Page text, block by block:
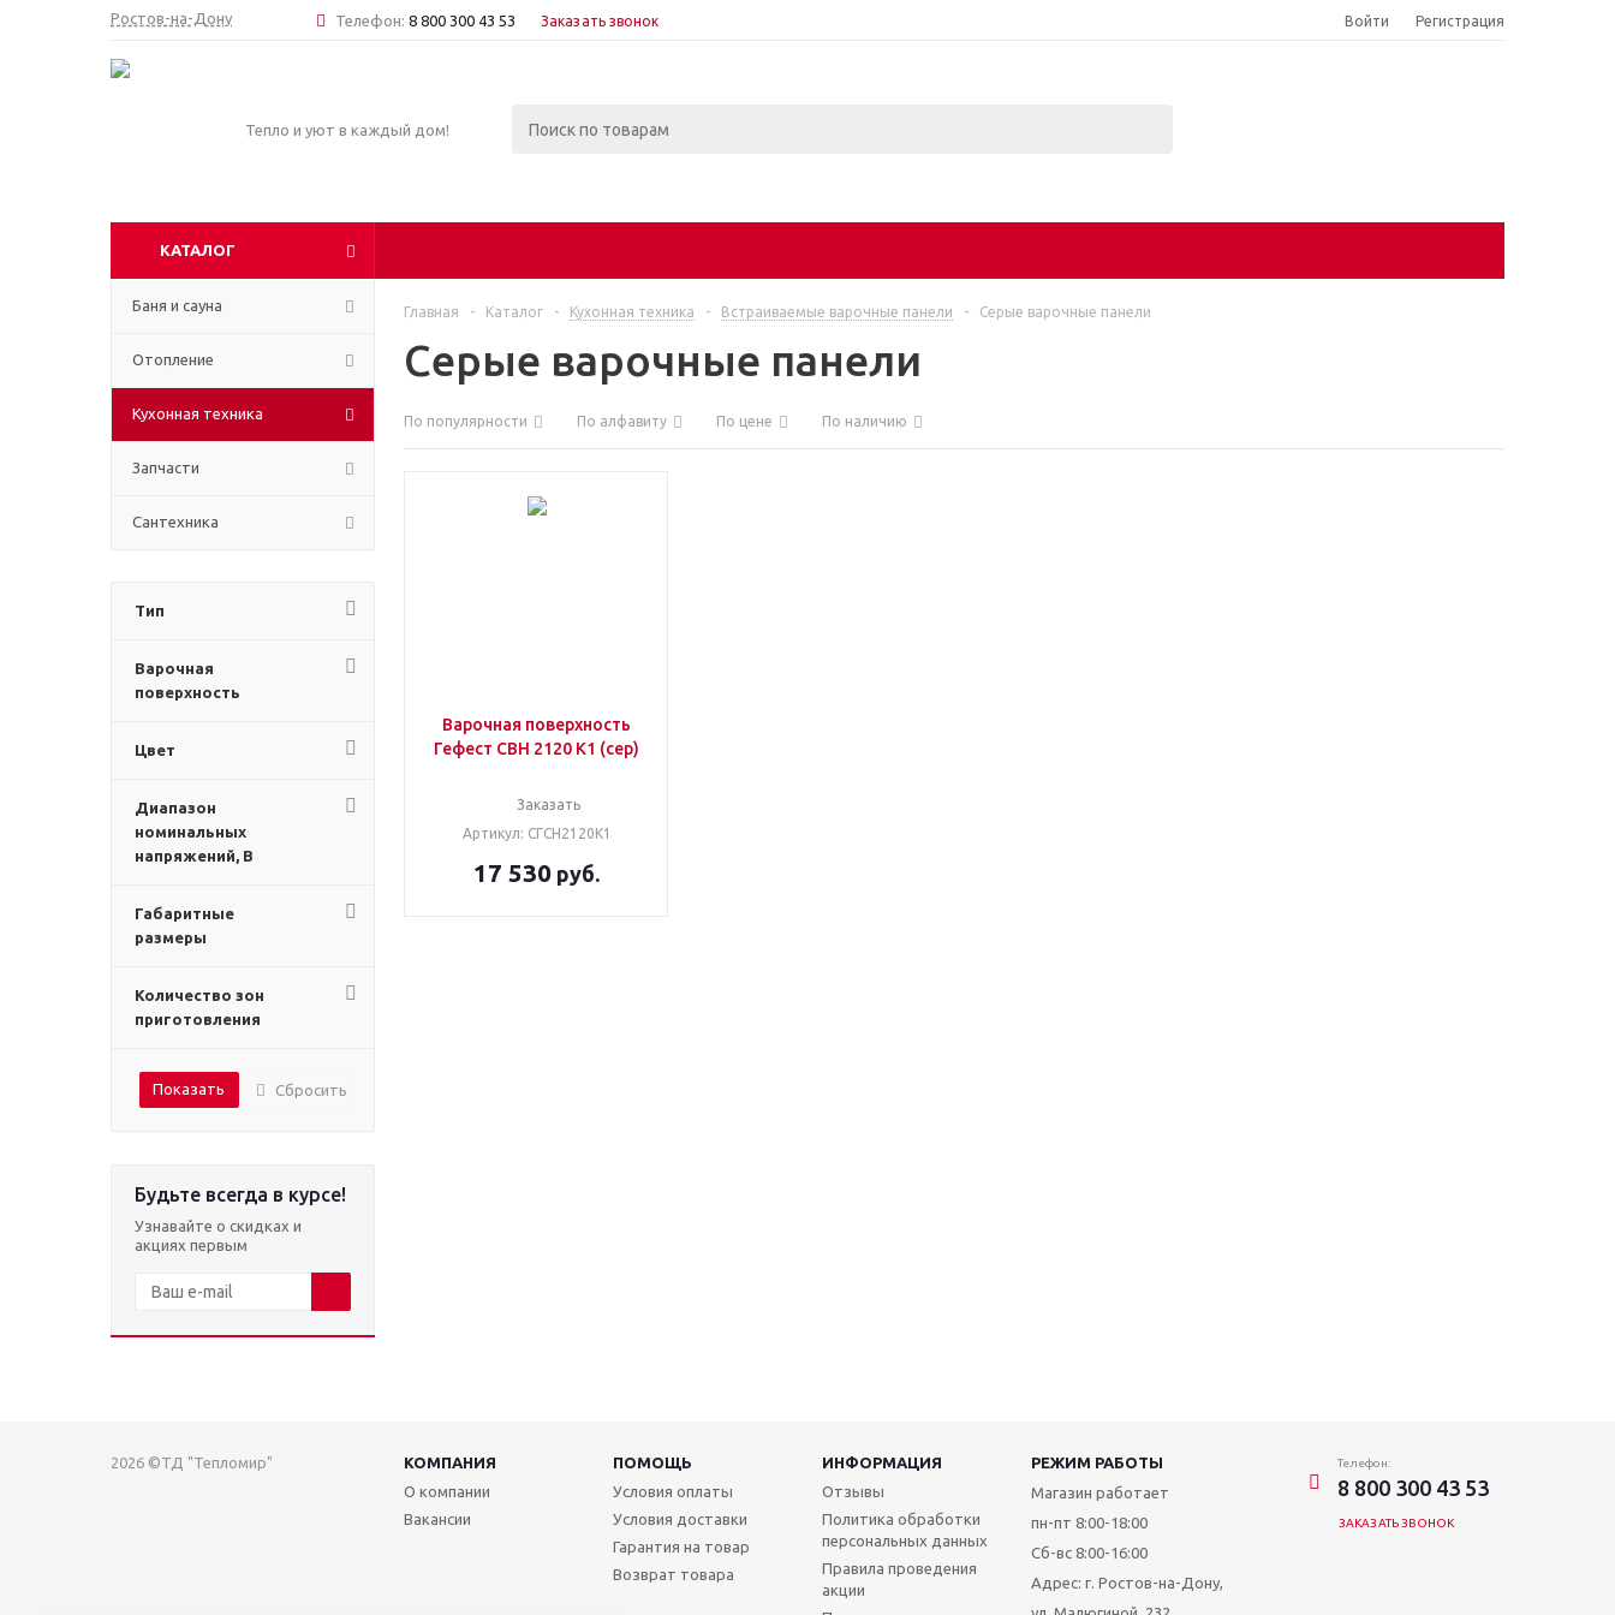
Ростов-на-Дону Телефон: 8 800 300 43 53 Заказать звонок Войти Регистрация
Тепло и уют в каждый дом!
КАТАЛОГ
Баня и сауна
Отопление
Кухонная техника
Запчасти
Сантехника
Тип
Варочная
поверхность
Цвет
Диапазон
номинальных
напряжений, В
Габаритные
размеры
Количество зон
приготовления
Сбросить
Будьте всегда в курсе!
Узнавайте о скидках и
акциях первым
Главная - Каталог - Кухонная техника - Встраиваемые варочные панели - Серые варочные панели
Серые варочные панели
По популярности По алфавиту По цене По наличию
Варочная поверхность
Гефест СВН 2120 К1 (сер)
Заказать
Артикул: СГСН2120К1
17 530 руб.
2026 ©ТД "Тепломир" КОМПАНИЯ ПОМОЩЬ ИНФОРМАЦИЯ
РЕЖИМ РАБОТЫ
О компании
Вакансии
Условия оплаты
Условия доставки
Гарантия на товар
Возврат товара
Отзывы
Политика обработки
персональных данных
Правила проведения
акции
Магазин работает
пн-пт 8:00-18:00
Сб-вс 8:00-16:00
Адрес: г. Ростов-на-Дону,
Телефон:
8 800 300 43 53
ЗАКАЗАТЬ ЗВОНОК